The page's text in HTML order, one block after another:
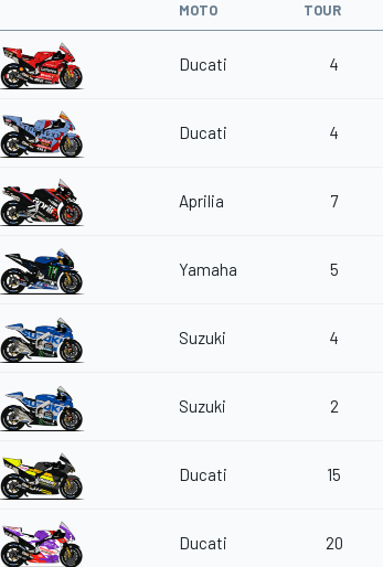
MOTO TOUR
Ducati 4
Ducati 4
Aprilia 7
Yamaha 5
Suzuki 4
Suzuki 2
Ducati 15
Ducati 20